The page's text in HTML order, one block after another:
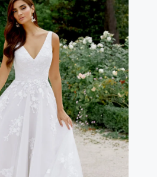
il primo strato di tulle e si
lungo la parte anteriore e
partendo dal corpetto. Lo scollo
con bottoncini fino al
a zip invisibile. Lo strascico a
il look con un tocco di